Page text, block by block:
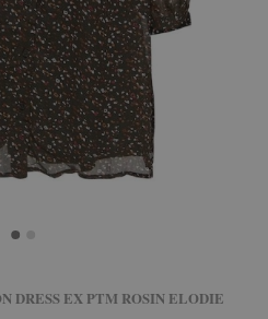
DRESS EX PTM ROSIN ELODIE